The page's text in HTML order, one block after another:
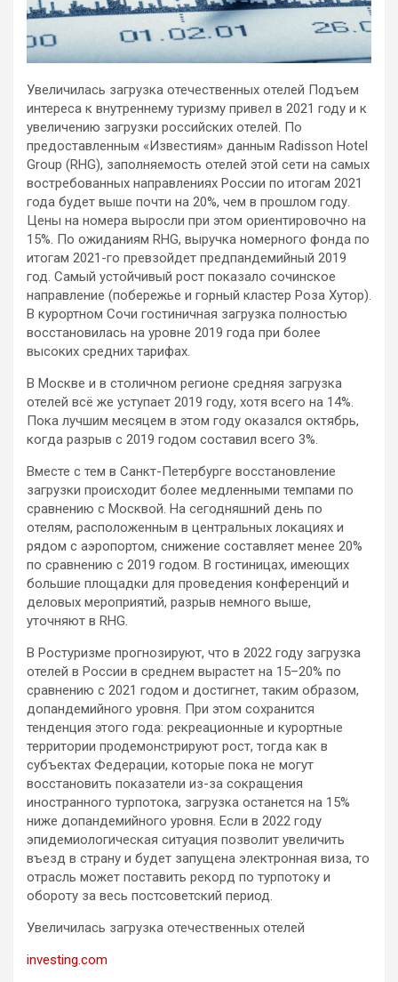
Увеличилась загрузка отечественных отелей Подъем
интереса к внутреннему туризму привел в 2021 году и к
увеличению загрузки российских отелей. По
предоставленным «Известиям» данным Radisson Hotel
Group (RHG), заполняемость отелей этой сети на самых
востребованных направлениях России по итогам 2021
года будет выше почти на 20%, чем в прошлом году.
Цены на номера выросли при этом ориентировочно на
15%. По ожиданиям RHG, выручка номерного фонда по
итогам 2021-го превзойдет предпандемийный 2019
год. Самый устойчивый рост показало сочинское
направление (побережье и горный кластер Роза Хутор).
В курортном Сочи гостиничная загрузка полностью
восстановилась на уровне 2019 года при более
высоких средних тарифах.
В Москве и в столичном регионе средняя загрузка
отелей всё же уступает 2019 году, хотя всего на 14%.
Пока лучшим месяцем в этом году оказался октябрь,
когда разрыв с 2019 годом составил всего 3%.
Вместе с тем в Санкт-Петербурге восстановление
загрузки происходит более медленными темпами по
сравнению с Москвой. На сегодняшний день по
отелям, расположенным в центральных локациях и
рядом с аэропортом, снижение составляет менее 20%
по сравнению с 2019 годом. В гостиницах, имеющих
большие площадки для проведения конференций и
деловых мероприятий, разрыв немного выше,
уточняют в RHG.
В Ростуризме прогнозируют, что в 2022 году загрузка
отелей в России в среднем вырастет на 15–20% по
сравнению с 2021 годом и достигнет, таким образом,
допандемийного уровня. При этом сохранится
тенденция этого года: рекреационные и курортные
территории продемонстрируют рост, тогда как в
субъектах Федерации, которые пока не могут
восстановить показатели из-за сокращения
иностранного турпотока, загрузка останется на 15%
ниже допандемийного уровня. Если в 2022 году
эпидемиологическая ситуация позволит увеличить
въезд в страну и будет запущена электронная виза, то
отрасль может поставить рекорд по турпотоку и
обороту за весь постсоветский период.
Увеличилась загрузка отечественных отелей
investing.com